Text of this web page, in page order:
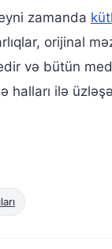
zamanda
orijinal
və bütün
halları ilə